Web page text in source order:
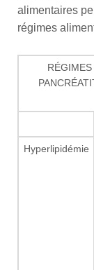
alimentaires
régimes
Hyperlipidémie